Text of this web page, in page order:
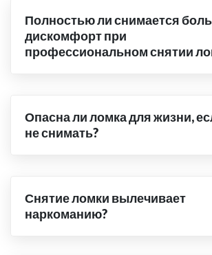
Полностью ли снимается
дискомфорт при
профессиональном снятии
Опасна ли ломка для жизни,
не снимать?
Снятие ломки вылечивает
наркоманию?